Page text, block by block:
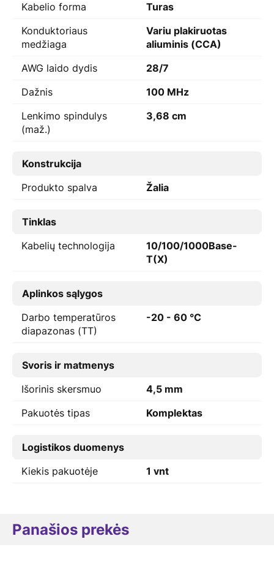
Kabelio forma
Turas
Konduktoriaus
medžiaga
Variu plakiruotas
aliuminis (CCA)
AWG laido dydis
28/7
Dažnis
100 MHz
Lenkimo spindulys
(maž.)
3,68 cm
Konstrukcija
Produkto spalva
Žalia
Tinklas
Kabelių technologija
10/100/1000Base-
T(X)
Aplinkos sąlygos
Darbo temperatūros
diapazonas (TT)
-20 - 60 °C
Svoris ir matmenys
Išorinis skersmuo
4,5 mm
Pakuotės tipas
Komplektas
Logistikos duomenys
Kiekis pakuotėje
1 vnt
Panašios prekės